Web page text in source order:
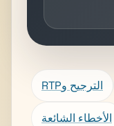
الترجيح وRTP
الأخطاء الشائعة